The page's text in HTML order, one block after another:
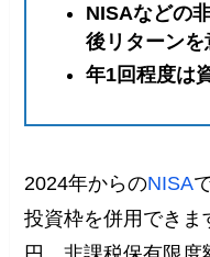
NISAなどの
後リターンを
年1回程度は
2024年からのNISA
投資枠を併用でき